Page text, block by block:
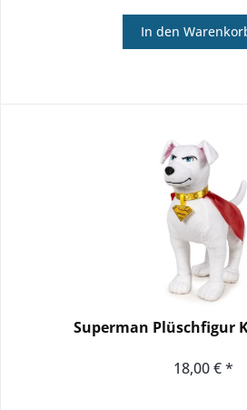
In den
Superman Plüschfigur
18,00 € *